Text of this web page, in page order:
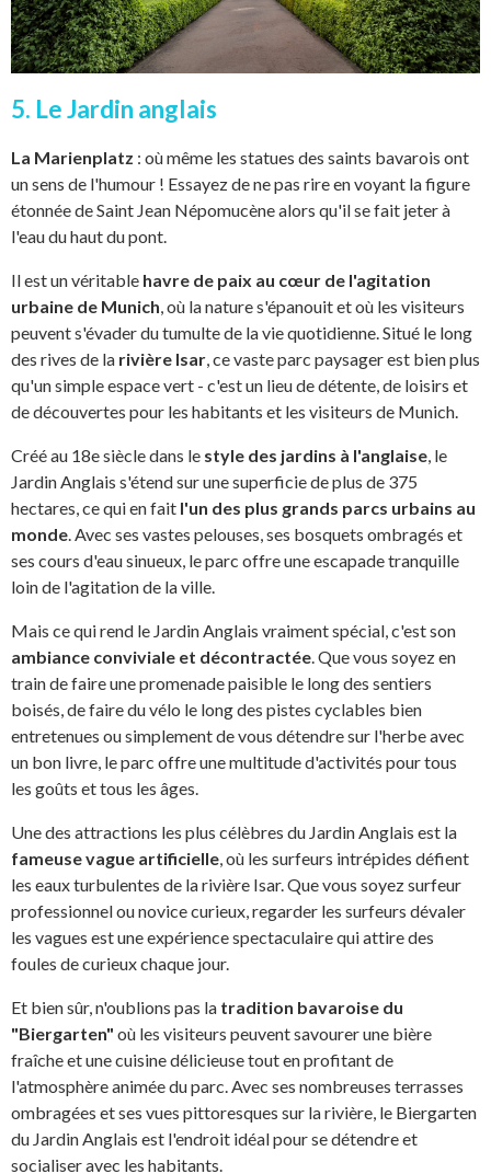
5. Le Jardin anglais
La Marienplatz : où même les statues des saints bavarois ont
un sens de l'humour ! Essayez de ne pas rire en voyant la figure
étonnée de Saint Jean Népomucène alors qu'il se fait jeter à
l'eau du haut du pont.
Il est un véritable havre de paix au cœur de l'agitation
urbaine de Munich , où la nature s'épanouit et où les visiteurs
peuvent s'évader du tumulte de la vie quotidienne. Situé le long
des rives de la rivière Isar , ce vaste parc paysager est bien plus
qu'un simple espace vert - c'est un lieu de détente, de loisirs et
de découvertes pour les habitants et les visiteurs de Munich.
Créé au 18e siècle dans le style des jardins à l'anglaise , le
Jardin Anglais s'étend sur une superficie de plus de 375
hectares, ce qui en fait l'un des plus grands parcs urbains au
monde . Avec ses vastes pelouses, ses bosquets ombragés et
ses cours d'eau sinueux, le parc offre une escapade tranquille
loin de l'agitation de la ville.
Mais ce qui rend le Jardin Anglais vraiment spécial, c'est son
ambiance conviviale et décontractée . Que vous soyez en
train de faire une promenade paisible le long des sentiers
boisés, de faire du vélo le long des pistes cyclables bien
entretenues ou simplement de vous détendre sur l'herbe avec
un bon livre, le parc offre une multitude d'activités pour tous
les goûts et tous les âges.
Une des attractions les plus célèbres du Jardin Anglais est la
fameuse vague artificielle , où les surfeurs intrépides défient
les eaux turbulentes de la rivière Isar. Que vous soyez surfeur
professionnel ou novice curieux, regarder les surfeurs dévaler
les vagues est une expérience spectaculaire qui attire des
foules de curieux chaque jour.
Et bien sûr, n'oublions pas la tradition bavaroise du
"Biergarten" où les visiteurs peuvent savourer une bière
fraîche et une cuisine délicieuse tout en profitant de
l'atmosphère animée du parc. Avec ses nombreuses terrasses
ombragées et ses vues pittoresques sur la rivière, le Biergarten
du Jardin Anglais est l'endroit idéal pour se détendre et
socialiser avec les habitants.